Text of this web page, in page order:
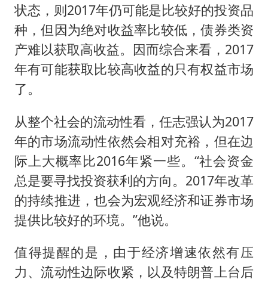
状态，则2017年仍可能是比较好的投资品
种，但因为绝对收益率比较低，债券类资
产难以获取高收益。因而综合来看，2017
年有可能获取比较高收益的只有权益市场
了。
从整个社会的流动性看，任志强认为2017
年的市场流动性依然会相对充裕，但在边
际上大概率比2016年紧一些。“社会资金
总是要寻找投资获利的方向。2017年改革
的持续推进，也会为宏观经济和证券市场
提供比较好的环境。”他说。
值得提醒的是，由于经济增速依然有压
力、流动性边际收紧，以及特朗普上台后